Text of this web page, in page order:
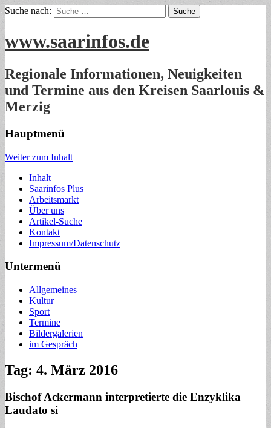
Suche nach:
www.saarinfos.de
Regionale Informationen, Neuigkeiten
und Termine aus den Kreisen Saarlouis &
Merzig
Hauptmenü
Weiter zum Inhalt
Inhalt
Saarinfos Plus
Arbeitsmarkt
Über uns
Artikel-Suche
Kontakt
Impressum/Datenschutz
Untermenü
Allgemeines
Kultur
Sport
Termine
Bildergalerien
im Gespräch
Tag: 4. März 2016
Bischof Ackermann interpretierte die Enzyklika
Laudato si